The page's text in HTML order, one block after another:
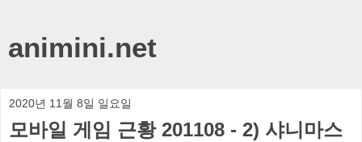
animini.net
2020년 11월 8일 일요일
모바일 게임 근황 201108 - 2) 샤니마스